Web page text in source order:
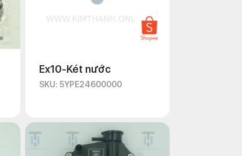
Ex10-Két nước
SKU: 5YPE24600000